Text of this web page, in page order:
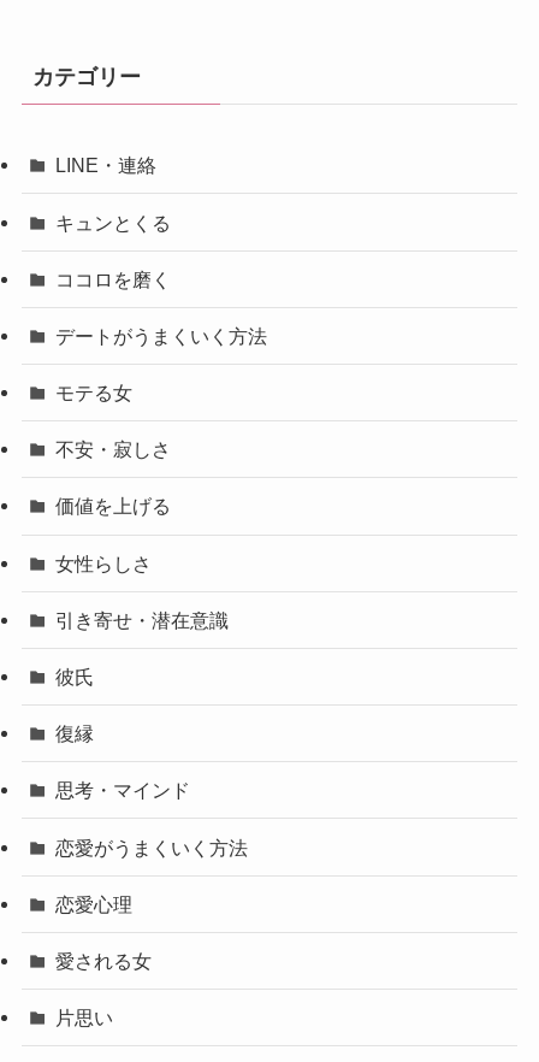
カテゴリー
LINE・連絡
キュンとくる
ココロを磨く
デートがうまくいく方法
モテる女
不安・寂しさ
価値を上げる
女性らしさ
引き寄せ・潜在意識
彼氏
復縁
思考・マインド
恋愛がうまくいく方法
恋愛心理
愛される女
片思い